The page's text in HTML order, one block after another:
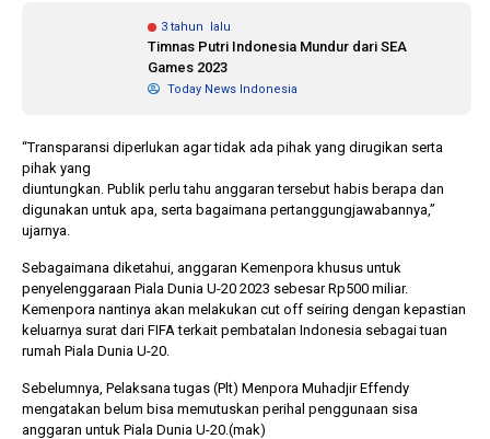
3 tahun lalu
Timnas Putri Indonesia Mundur dari SEA
Games 2023
Today News Indonesia
“Transparansi diperlukan agar tidak ada pihak yang dirugikan serta
pihak yang
diuntungkan. Publik perlu tahu anggaran tersebut habis berapa dan
digunakan untuk apa, serta bagaimana pertanggungjawabannya,”
ujarnya.
Sebagaimana diketahui, anggaran Kemenpora khusus untuk
penyelenggaraan Piala Dunia U-20 2023 sebesar Rp500 miliar.
Kemenpora nantinya akan melakukan cut off seiring dengan kepastian
keluarnya surat dari FIFA terkait pembatalan Indonesia sebagai tuan
rumah Piala Dunia U-20.
Sebelumnya, Pelaksana tugas (Plt) Menpora Muhadjir Effendy
mengatakan belum bisa memutuskan perihal penggunaan sisa
anggaran untuk Piala Dunia U-20.(mak)